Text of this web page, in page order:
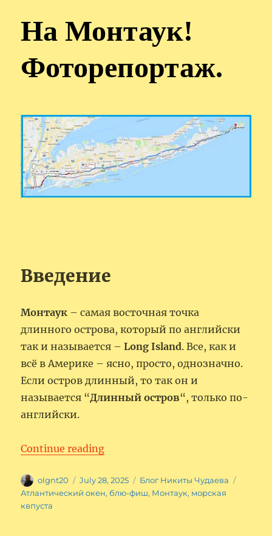
На Монтаук!
Фоторепортаж.
Введение
Монтаук – самая восточная точка
длинного острова, который по английски
так и называется –Long Island. Все, как и
всё в Америке – ясно, просто, однозначно.
Если остров длинный, то так он и
называется “Длинный остров“, только по-
английски.
Continue reading“На Монтаук! Фоторепортаж.”
Author
olgnt20
Posted
on
July 28, 2025 Categories
Блог Никиты Чудаева
Атлантический окен, блю-фиш, Монтаук, морская
квпуста